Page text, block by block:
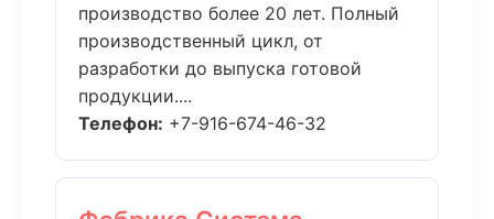
производство более 20 лет. Полный
производственный цикл, от
разработки до выпуска готовой
продукции....
Телефон: +7-916-674-46-32